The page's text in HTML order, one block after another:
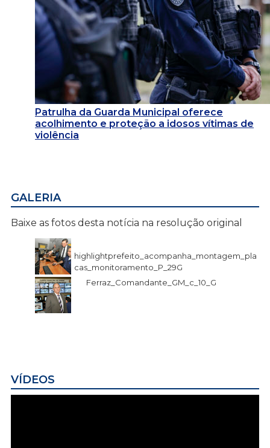
Patrulha da Guarda Municipal oferece
acolhimento e proteção a idosos vítimas de
violência
GALERIA
Baixe as fotos desta notícia na resolução original
highlightprefeito_acompanha_montagem_pla
cas_monitoramento_P_29G
Ferraz_Comandante_GM_c_10_G
VÍDEOS